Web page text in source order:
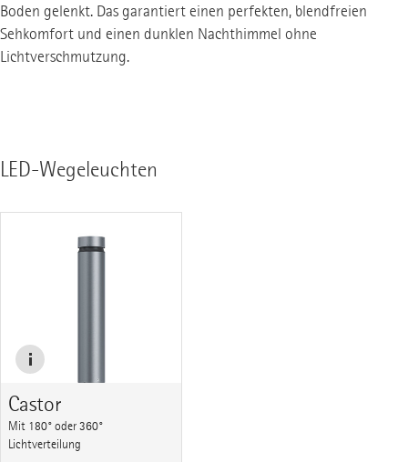
Boden gelenkt. Das garantiert einen perfekten, blendfreien
Sehkomfort und einen dunklen Nachthimmel ohne
Lichtverschmutzung.
LED-Wegeleuchten
Castor
Mit 180° oder 360°
Lichtverteilung